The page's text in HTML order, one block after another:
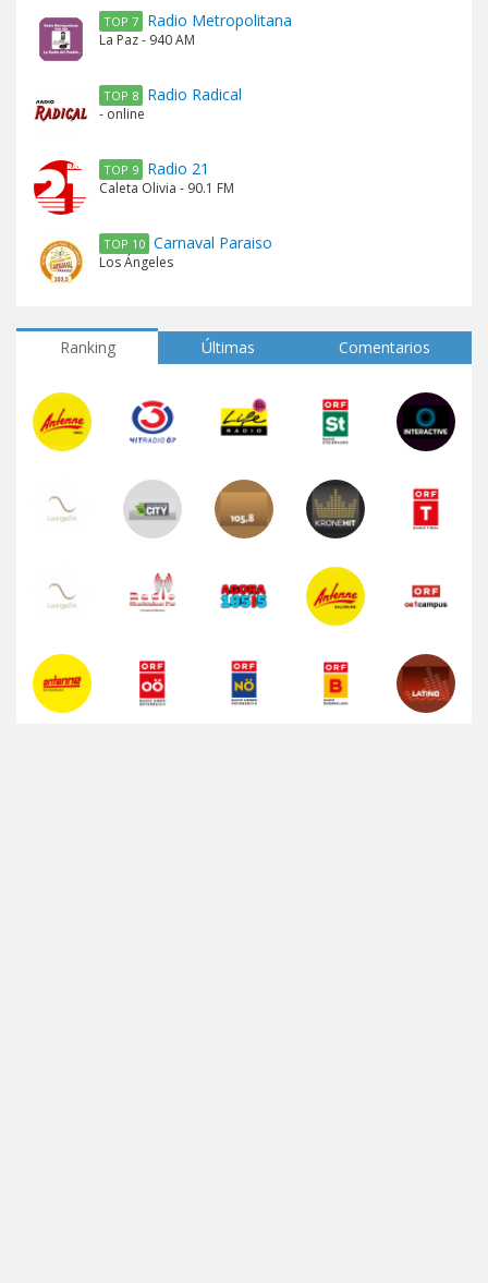
TOP 7 Radio Metropolitana
La Paz - 940 AM
TOP 8 Radio Radical
- online
TOP 9 Radio 21
Caleta Olivia - 90.1 FM
TOP 10 Carnaval Paraiso
Los Ángeles
Ranking Últimas Comentarios